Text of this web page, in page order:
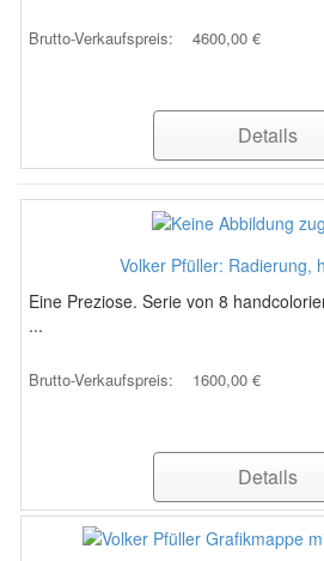
Brutto-Verkaufspreis: 4600,00 €
Details
Volker Pfüller: Radierung,
Eine Preziose. Serie von 8
...
Brutto-Verkaufspreis: 1600,00 €
Details